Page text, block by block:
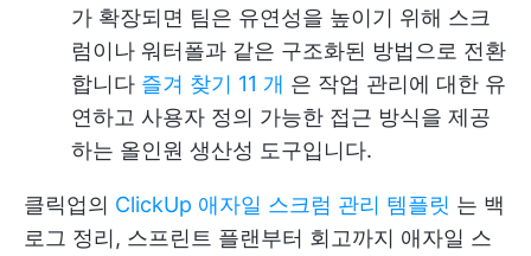
가 확장되면 팀은 유연성을 높이기 위해 스크
럼이나 워터폴과 같은 구조화된 방법으로 전환
합니다 즐겨 찾기 11 개 은 작업 관리에 대한 유
연하고 사용자 정의 가능한 접근 방식을 제공
하는 올인원 생산성 도구입니다.
클릭업의 ClickUp 애자일 스크럼 관리 템플릿 는 백
로그 정리, 스프린트 플랜부터 회고까지 애자일 스